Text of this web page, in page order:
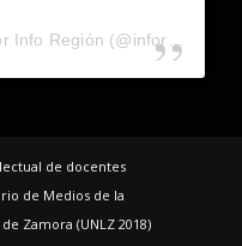
de docentes
de Medios de la
Zamora (UNLZ 2018)